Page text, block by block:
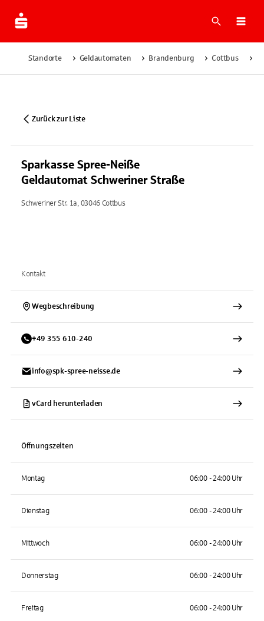
Suche
Standorte Geldautomaten Brandenburg Cottbus
Zurück zur Liste
Sparkasse Spree-Neiße
Geldautomat Schweriner Straße
Schweriner Str. 1a, 03046 Cottbus
Kontakt
Wegbeschreibung
+49 355 610-240
info@spk-spree-neisse.de
vCard herunterladen
Öffnungszeiten
Montag 06:00 - 24:00 Uhr
Dienstag 06:00 - 24:00 Uhr
Mittwoch 06:00 - 24:00 Uhr
Donnerstag 06:00 - 24:00 Uhr
Freitag 06:00 - 24:00 Uhr